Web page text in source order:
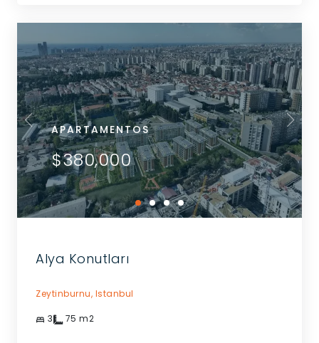
APARTAMENTOS
$380,000
Alya Konutları
Zeytinburnu, Istanbul
3 75 m2